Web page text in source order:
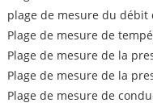
plage de mesure du débit
Plage de mesure de
Plage de mesure de la
Plage de mesure de la
Plage de mesure de